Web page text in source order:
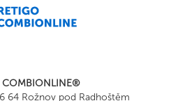
COMBIONLINE®
64 Rožnov pod Radhoštěm